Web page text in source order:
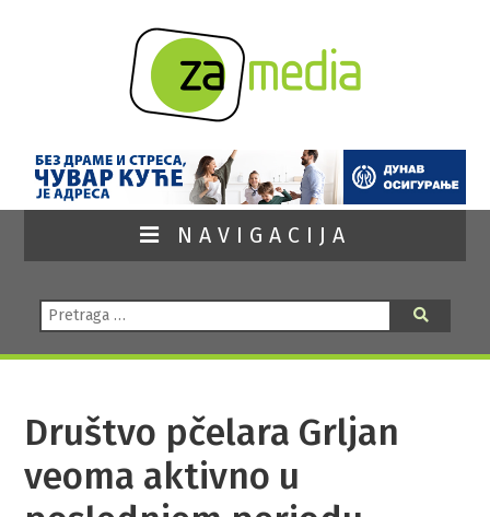
NAVIGACIJA
Pretraga:
Društvo pčelara Grljan
veoma aktivno u